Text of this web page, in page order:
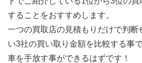
することをおすすめします。
一つの買取店の見積もりだけで判断
い3社の買い取り金額を比較する事
車を手放す事ができるはずです！